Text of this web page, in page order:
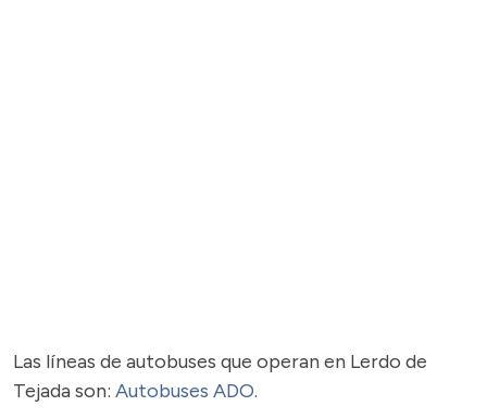
Las líneas de autobuses que operan en Lerdo de
Tejada son: Autobuses ADO.